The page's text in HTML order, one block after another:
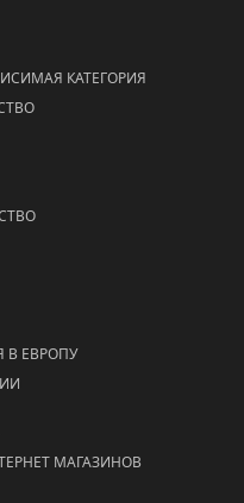
КАТЕГОРИЯ
В ЕВРОПУ
МАГАЗИНОВ